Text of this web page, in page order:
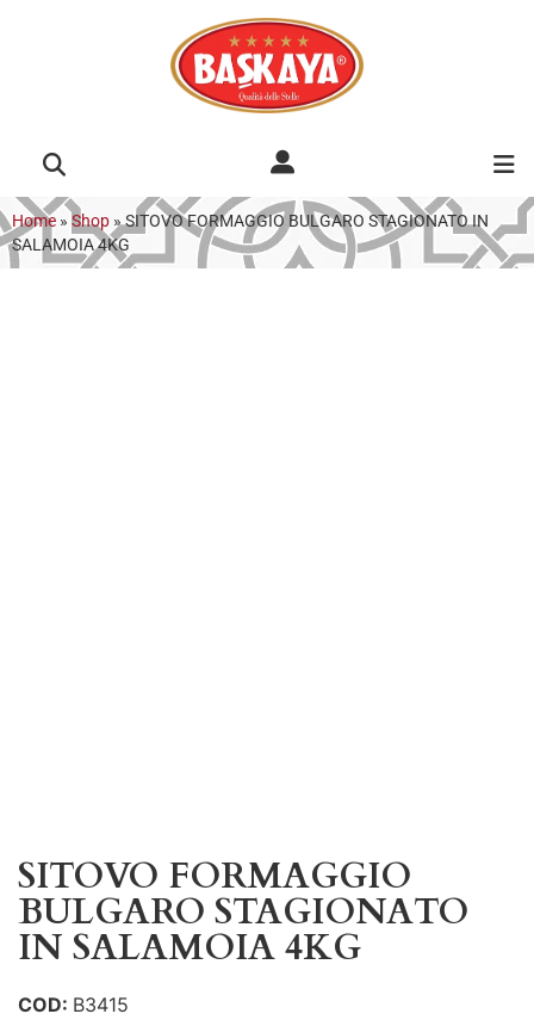
Home » Shop »SITOVO FORMAGGIO BULGARO STAGIONATO IN
SALAMOIA 4KG
SITOVO FORMAGGIO
BULGARO STAGIONATO
IN SALAMOIA 4KG
COD: B3415